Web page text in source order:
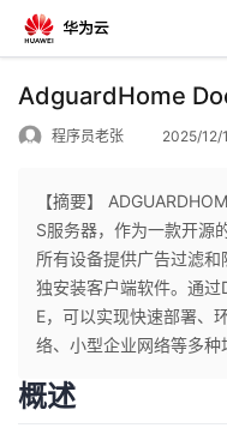
返
个
人
主
我
的
AdguardHome
程序员老张 2025/12/
【摘要】
S服务器，作为一款开源
所有设备提供广告过滤
独安装客户端软件。通
E，可以实现快速部署、
络、小型企业网络等多种
概述